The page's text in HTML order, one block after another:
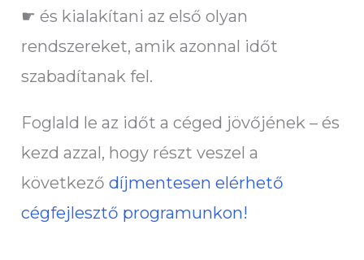
☛ és kialakítani az első olyan
rendszereket, amik azonnal időt
szabadítanak fel.
Foglald le az időt a céged jövőjének – és
kezd azzal, hogy részt veszel a
következődíjmentesen elérhető
cégfejlesztő programunkon!